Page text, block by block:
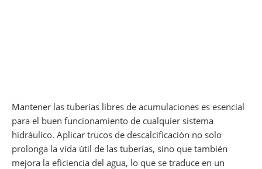
Mantener las tuberías libres de acumulaciones es esencial
para el buen funcionamiento de cualquier sistema
hidráulico. Aplicar trucos de descalcificación no solo
prolonga la vida útil de las tuberías, sino que también
mejora la eficiencia del agua, lo que se traduce en un